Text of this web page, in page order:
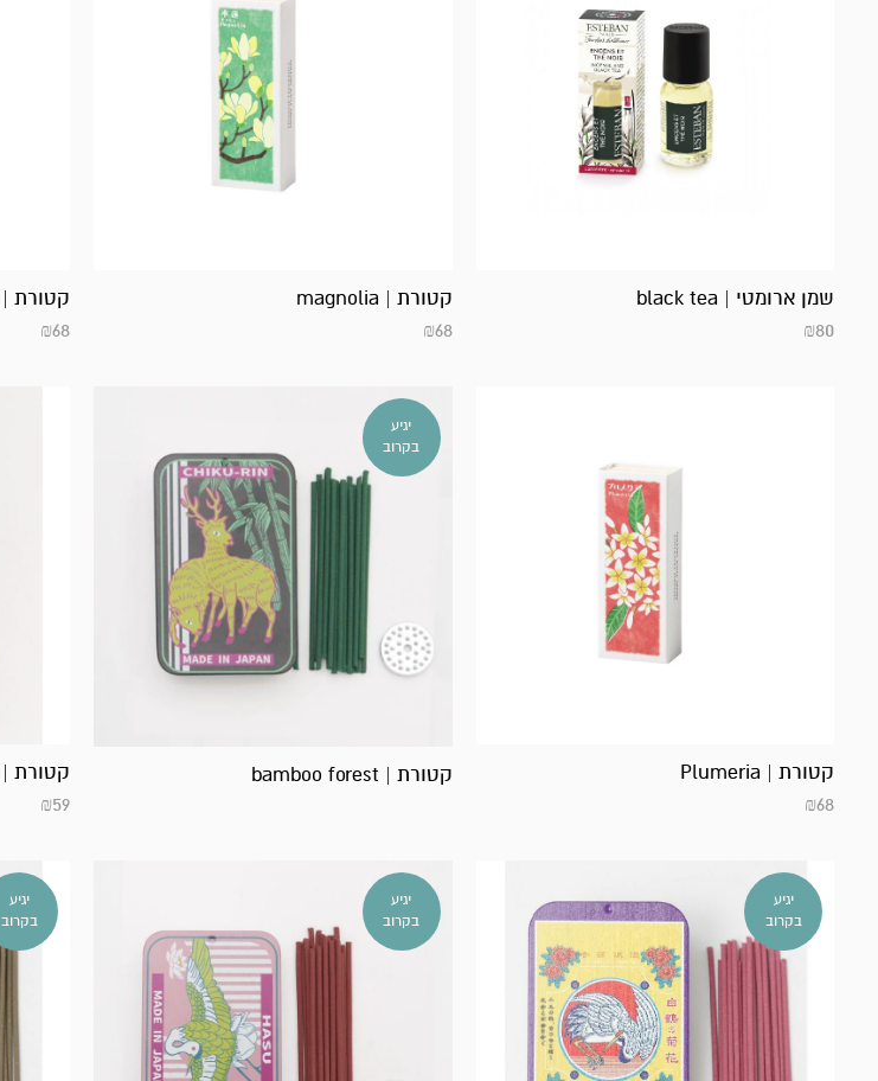
שמן ארומטי | black tea
₪80
קטורת | magnolia
₪68
קטורת | Daphne
₪68
קטורת | Plumeria
₪68
יגיע
בקרוב
קטורת | bamboo forest
קטורת | matsu
₪59
יגיע
בקרוב
יגיע
בקרוב
יגיע
בקרוב